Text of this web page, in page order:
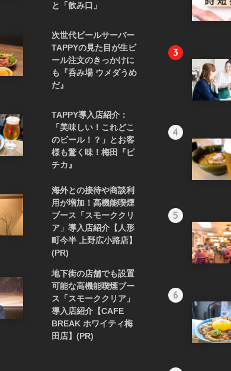
と「飲み口」
次世代ビールサーバー
TAPPYの見た目が生ビ
ール注文のきっかけに
も『呑み場 ウメダうめ
だ』
TAPPY導入店紹介：
「美味しい！これどこ
のビール！？」とお客
様も驚く味！梅田『ピ
チカ』
海外との接待や商談利
用が増加！高機能喫煙
ブース「スモーククリ
ア」導入店紹介【人形
町今半 上野広小路店】
(PR)
地下街の店舗でも設置
可能な高機能喫煙ブー
ス「スモーククリア」
導入店紹介【CAFE
BREAK ホワイティ梅
田店】(PR)
3
4
5
6